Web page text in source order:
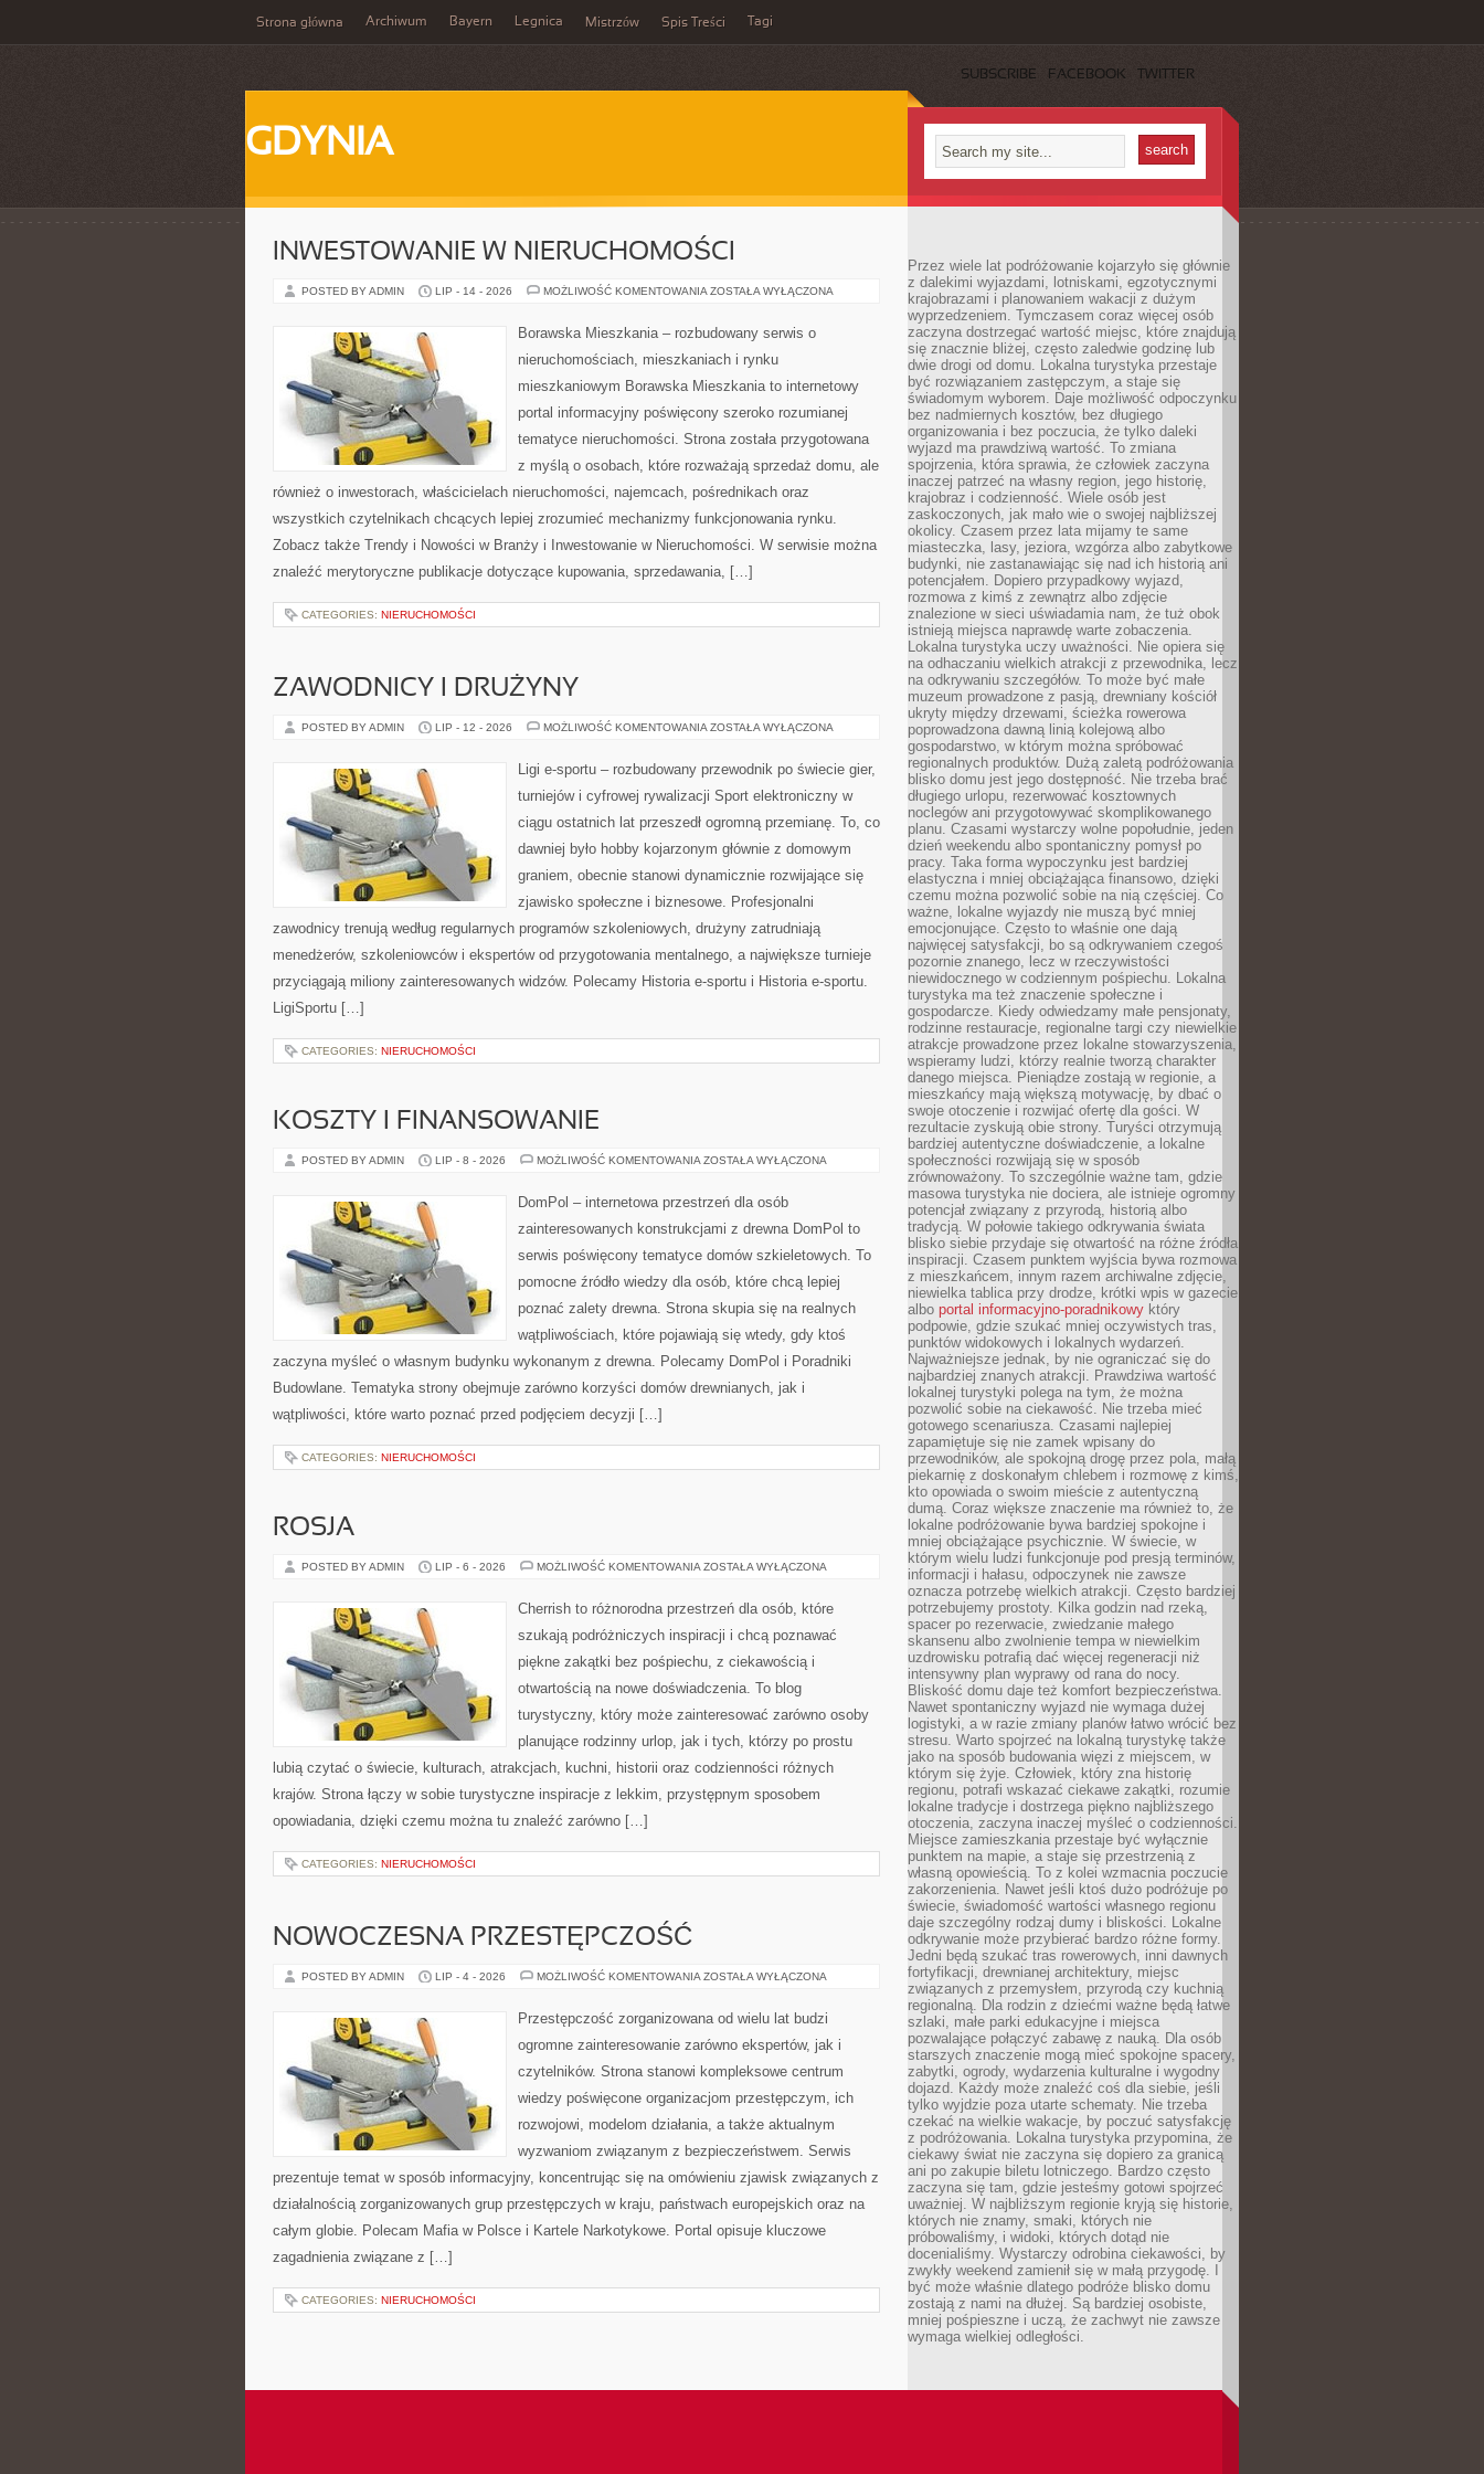
Strona główna Archiwum Bayern Legnica Mistrzów Spis Treści Tagi
SUBSCRIBE FACEBOOK TWITTER
GDYNIA
INWESTOWANIE W NIERUCHOMOŚCI
POSTED BY ADMIN LIP - 14 - 2026 MOŻLIWOŚĆ KOMENTOWANIA INWESTOWANIE
ZOSTAŁA WYŁĄCZONA
Borawska Mieszkania – rozbudowany serwis o
nieruchomościach, mieszkaniach i rynku
mieszkaniowym Borawska Mieszkania to internetowy
portal informacyjny poświęcony szeroko rozumianej
tematyce nieruchomości. Strona została przygotowana
z myślą o osobach, które rozważają sprzedaż domu, ale
również o inwestorach, właścicielach nieruchomości, najemcach, pośrednikach oraz
wszystkich czytelnikach chcących lepiej zrozumieć mechanizmy funkcjonowania rynku.
Zobacz także Trendy i Nowości w Branży i Inwestowanie w Nieruchomości. W serwisie można
znaleźć merytoryczne publikacje dotyczące kupowania, sprzedawania, […]
CATEGORIES: NIERUCHOMOŚCI
ZAWODNICY I DRUŻYNY
POSTED BY ADMIN LIP - 12 - 2026 MOŻLIWOŚĆ KOMENTOWANIA ZAWODNICY
ZOSTAŁA WYŁĄCZONA
Ligi e-sportu – rozbudowany przewodnik po świecie gier,
turniejów i cyfrowej rywalizacji Sport elektroniczny w
ciągu ostatnich lat przeszedł ogromną przemianę. To, co
dawniej było hobby kojarzonym głównie z domowym
graniem, obecnie stanowi dynamicznie rozwijające się
zjawisko społeczne i biznesowe. Profesjonalni
zawodnicy trenują według regularnych programów szkoleniowych, drużyny zatrudniają
menedżerów, szkoleniowców i ekspertów od przygotowania mentalnego, a największe turnieje
przyciągają miliony zainteresowanych widzów. Polecamy Historia e-sportu i Historia e-sportu.
LigiSportu […]
CATEGORIES: NIERUCHOMOŚCI
KOSZTY I FINANSOWANIE
POSTED BY ADMIN LIP - 8 - 2026 MOŻLIWOŚĆ KOMENTOWANIA KOSZTY
ZOSTAŁA WYŁĄCZONA
DomPol – internetowa przestrzeń dla osób
zainteresowanych konstrukcjami z drewna DomPol to
serwis poświęcony tematyce domów szkieletowych. To
pomocne źródło wiedzy dla osób, które chcą lepiej
poznać zalety drewna. Strona skupia się na realnych
wątpliwościach, które pojawiają się wtedy, gdy ktoś
zaczyna myśleć o własnym budynku wykonanym z drewna. Polecamy DomPol i Poradniki
Budowlane. Tematyka strony obejmuje zarówno korzyści domów drewnianych, jak i
wątpliwości, które warto poznać przed podjęciem decyzji […]
CATEGORIES: NIERUCHOMOŚCI
ROSJA
POSTED BY ADMIN LIP - 6 - 2026 MOŻLIWOŚĆ KOMENTOWANIA ROSJA
ZOSTAŁA WYŁĄCZONA
Cherrish to różnorodna przestrzeń dla osób, które
szukają podróżniczych inspiracji i chcą poznawać
piękne zakątki bez pośpiechu, z ciekawością i
otwartością na nowe doświadczenia. To blog
turystyczny, który może zainteresować zarówno osoby
planujące rodzinny urlop, jak i tych, którzy po prostu
lubią czytać o świecie, kulturach, atrakcjach, kuchni, historii oraz codzienności różnych
krajów. Strona łączy w sobie turystyczne inspiracje z lekkim, przystępnym sposobem
opowiadania, dzięki czemu można tu znaleźć zarówno […]
CATEGORIES: NIERUCHOMOŚCI
NOWOCZESNA PRZESTĘPCZOŚĆ
POSTED BY ADMIN LIP - 4 - 2026 MOŻLIWOŚĆ KOMENTOWANIA NOWOCZESNA
ZOSTAŁA WYŁĄCZONA
Przestępczość zorganizowana od wielu lat budzi
ogromne zainteresowanie zarówno ekspertów, jak i
czytelników. Strona stanowi kompleksowe centrum
wiedzy poświęcone organizacjom przestępczym, ich
rozwojowi, modelom działania, a także aktualnym
wyzwaniom związanym z bezpieczeństwem. Serwis
prezentuje temat w sposób informacyjny, koncentrując się na omówieniu zjawisk związanych z
działalnością zorganizowanych grup przestępczych w kraju, państwach europejskich oraz na
całym globie. Polecam Mafia w Polsce i Kartele Narkotykowe. Portal opisuje kluczowe
zagadnienia związane z […]
CATEGORIES: NIERUCHOMOŚCI
Przez wiele lat podróżowanie kojarzyło się głównie
z dalekimi wyjazdami, lotniskami, egzotycznymi
krajobrazami i planowaniem wakacji z dużym
wyprzedzeniem. Tymczasem coraz więcej osób
zaczyna dostrzegać wartość miejsc, które znajdują
się znacznie bliżej, często zaledwie godzinę lub
dwie drogi od domu. Lokalna turystyka przestaje
być rozwiązaniem zastępczym, a staje się
świadomym wyborem. Daje możliwość odpoczynku
bez nadmiernych kosztów, bez długiego
organizowania i bez poczucia, że tylko daleki
wyjazd ma prawdziwą wartość. To zmiana
spojrzenia, która sprawia, że człowiek zaczyna
inaczej patrzeć na własny region, jego historię,
krajobraz i codzienność. Wiele osób jest
zaskoczonych, jak mało wie o swojej najbliższej
okolicy. Czasem przez lata mijamy te same
miasteczka, lasy, jeziora, wzgórza albo zabytkowe
budynki, nie zastanawiając się nad ich historią ani
potencjałem. Dopiero przypadkowy wyjazd,
rozmowa z kimś z zewnątrz albo zdjęcie
znalezione w sieci uświadamia nam, że tuż obok
istnieją miejsca naprawdę warte zobaczenia.
Lokalna turystyka uczy uważności. Nie opiera się
na odhaczaniu wielkich atrakcji z przewodnika, lecz
na odkrywaniu szczegółów. To może być małe
muzeum prowadzone z pasją, drewniany kościół
ukryty między drzewami, ścieżka rowerowa
poprowadzona dawną linią kolejową albo
gospodarstwo, w którym można spróbować
regionalnych produktów. Dużą zaletą podróżowania
blisko domu jest jego dostępność. Nie trzeba brać
długiego urlopu, rezerwować kosztownych
noclegów ani przygotowywać skomplikowanego
planu. Czasami wystarczy wolne popołudnie, jeden
dzień weekendu albo spontaniczny pomysł po
pracy. Taka forma wypoczynku jest bardziej
elastyczna i mniej obciążająca finansowo, dzięki
czemu można pozwolić sobie na nią częściej. Co
ważne, lokalne wyjazdy nie muszą być mniej
emocjonujące. Często to właśnie one dają
najwięcej satysfakcji, bo są odkrywaniem czegoś
pozornie znanego, lecz w rzeczywistości
niewidocznego w codziennym pośpiechu. Lokalna
turystyka ma też znaczenie społeczne i
gospodarcze. Kiedy odwiedzamy małe pensjonaty,
rodzinne restauracje, regionalne targi czy niewielkie
atrakcje prowadzone przez lokalne stowarzyszenia,
wspieramy ludzi, którzy realnie tworzą charakter
danego miejsca. Pieniądze zostają w regionie, a
mieszkańcy mają większą motywację, by dbać o
swoje otoczenie i rozwijać ofertę dla gości. W
rezultacie zyskują obie strony. Turyści otrzymują
bardziej autentyczne doświadczenie, a lokalne
społeczności rozwijają się w sposób
zrównoważony. To szczególnie ważne tam, gdzie
masowa turystyka nie dociera, ale istnieje ogromny
potencjał związany z przyrodą, historią albo
tradycją. W połowie takiego odkrywania świata
blisko siebie przydaje się otwartość na różne źródła
inspiracji. Czasem punktem wyjścia bywa rozmowa
z mieszkańcem, innym razem archiwalne zdjęcie,
niewielka tablica przy drodze, krótki wpis w gazecie
albo portal informacyjno-poradnikowy który
podpowie, gdzie szukać mniej oczywistych tras,
punktów widokowych i lokalnych wydarzeń.
Najważniejsze jednak, by nie ograniczać się do
najbardziej znanych atrakcji. Prawdziwa wartość
lokalnej turystyki polega na tym, że można
pozwolić sobie na ciekawość. Nie trzeba mieć
gotowego scenariusza. Czasami najlepiej
zapamiętuje się nie zamek wpisany do
przewodników, ale spokojną drogę przez pola, małą
piekarnię z doskonałym chlebem i rozmowę z kimś,
kto opowiada o swoim mieście z autentyczną
dumą. Coraz większe znaczenie ma również to, że
lokalne podróżowanie bywa bardziej spokojne i
mniej obciążające psychicznie. W świecie, w
którym wielu ludzi funkcjonuje pod presją terminów,
informacji i hałasu, odpoczynek nie zawsze
oznacza potrzebę wielkich atrakcji. Często bardziej
potrzebujemy prostoty. Kilka godzin nad rzeką,
spacer po rezerwacie, zwiedzanie małego
skansenu albo zwolnienie tempa w niewielkim
uzdrowisku potrafią dać więcej regeneracji niż
intensywny plan wyprawy od rana do nocy.
Bliskość domu daje też komfort bezpieczeństwa.
Nawet spontaniczny wyjazd nie wymaga dużej
logistyki, a w razie zmiany planów łatwo wrócić bez
stresu. Warto spojrzeć na lokalną turystykę także
jako na sposób budowania więzi z miejscem, w
którym się żyje. Człowiek, który zna historię
regionu, potrafi wskazać ciekawe zakątki, rozumie
lokalne tradycje i dostrzega piękno najbliższego
otoczenia, zaczyna inaczej myśleć o codzienności.
Miejsce zamieszkania przestaje być wyłącznie
punktem na mapie, a staje się przestrzenią z
własną opowieścią. To z kolei wzmacnia poczucie
zakorzenienia. Nawet jeśli ktoś dużo podróżuje po
świecie, świadomość wartości własnego regionu
daje szczególny rodzaj dumy i bliskości. Lokalne
odkrywanie może przybierać bardzo różne formy.
Jedni będą szukać tras rowerowych, inni dawnych
fortyfikacji, drewnianej architektury, miejsc
związanych z przemysłem, przyrodą czy kuchnią
regionalną. Dla rodzin z dziećmi ważne będą łatwe
szlaki, małe parki edukacyjne i miejsca
pozwalające połączyć zabawę z nauką. Dla osób
starszych znaczenie mogą mieć spokojne spacery,
zabytki, ogrody, wydarzenia kulturalne i wygodny
dojazd. Każdy może znaleźć coś dla siebie, jeśli
tylko wyjdzie poza utarte schematy. Nie trzeba
czekać na wielkie wakacje, by poczuć satysfakcję
z podróżowania. Lokalna turystyka przypomina, że
ciekawy świat nie zaczyna się dopiero za granicą
ani po zakupie biletu lotniczego. Bardzo często
zaczyna się tam, gdzie jesteśmy gotowi spojrzeć
uważniej. W najbliższym regionie kryją się historie,
których nie znamy, smaki, których nie
próbowaliśmy, i widoki, których dotąd nie
docenialiśmy. Wystarczy odrobina ciekawości, by
zwykły weekend zamienił się w małą przygodę. I
być może właśnie dlatego podróże blisko domu
zostają z nami na dłużej. Są bardziej osobiste,
mniej pośpieszne i uczą, że zachwyt nie zawsze
wymaga wielkiej odległości.